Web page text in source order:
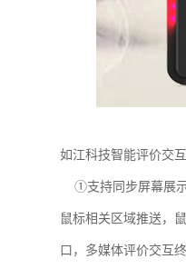
如江科技智能评价交
①支持同步屏幕展示
鼠标相关区域推送，
口，多媒体评价交互